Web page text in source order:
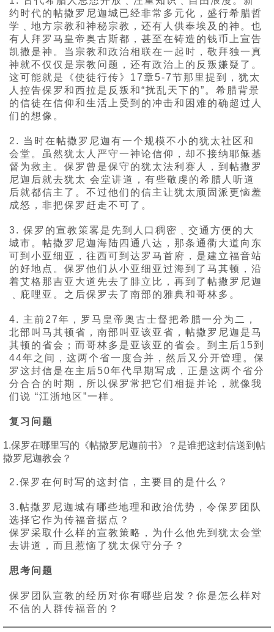
约时代的帖撒罗尼迦城已经非常多元化，盛行希腊哲
学﹑地方宗教和神秘宗教，还有人供奉埃及的神。也
有人拜罗马皇帝奥古斯都，甚至在铸造的钱币上宣告
凯撒是神。当宗教和政治相联在一起时，敬拜独一真
神就不仅仅是宗教问题，还有政治上的反叛嫌疑了。
这可能就是《使徒行传》17章5-7节那里提到，犹太
人控告保罗和西拉是反叛和“扰乱天下的”。希腊背景
的信徒在信仰和生活上受到的冲击和困难的确超过人
们的想像。
2. 当时在帖撒罗尼迦有一个规模不小的犹太社区和
会堂。虽然犹太人严守一神论信仰，却不接纳耶稣基
督为救主。保罗曾是保守的犹太法利赛人，到帖撒罗
尼迦后就去犹太 会堂讲道，有些敬虔的希腊人听道
后就都信主了。不过他们的信主让犹太顽固派更恼羞
成怒，非把保罗赶走不可了。
3. 保罗的宣教策畧是先到人口稠密﹑交通方便的大
城市。帖撒罗尼迦海陆四通八达，那条通衢大道向东
可到小亚细亚，往西可到达罗马首府，是建立福音站
的好地点。保罗他们从小亚细亚过海到了马其顿，沿
着艾格那吉亚大道先去了腓立比，再到了帖撒罗尼迦
﹑庇哩亚。之后保罗去了南部的雅典和哥林多。
4. 主前27年，罗马皇帝奥古士督把希腊一分为二，
北部叫马其顿省，南部叫亚该亚省，帖撒罗尼迦是马
其顿的省会；而哥林多是亚该亚的省会。到主后15到
44年之间，这两个省一度合并，然后又分开管理。保
罗这封信是在主后50年代早期写成，正是这两个省分
分合合的时期，所以保罗常把它们相提并论，就像我
们说 “江浙地区”一样。
复习问题
1.保罗在哪里写的《帖撒罗尼迦前书》？是谁把这封信送到帖
撒罗尼迦教会？
2.保罗在何时写的这封信，主要目的是什么？
3.帖撒罗尼迦城有哪些地理和政治优势，令保罗团队
选择它作为传福音据点？
保罗采取什么样的宣教策略，为什么他先到犹太会堂
去讲道，而且惹恼了犹太保守分子？
思考问题
保罗团队宣教的经历对你有哪些启发？你是怎么样对
不信的人群传福音的？